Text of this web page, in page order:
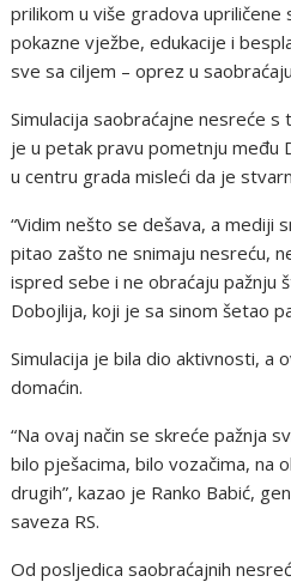
prilikom u više gradova upriličene
pokazne vježbe, edukacije i
sve sa ciljem – oprez u
Simulacija saobraćajne nesreće
je u petak pravu pometnju među
u centru grada misleći da je
“Vidim nešto se dešava, a mediji
pitao zašto ne snimaju nesreću,
ispred sebe i ne obraćaju pažnju
Dobojlija, koji je sa sinom šetao
Simulacija je bila dio aktivnosti, a
domaćin.
“Na ovaj način se skreće pažnja
bilo pješacima, bilo vozačima, na
drugih”, kazao je Ranko Babić,
saveza RS.
Od posljedica saobraćajnih